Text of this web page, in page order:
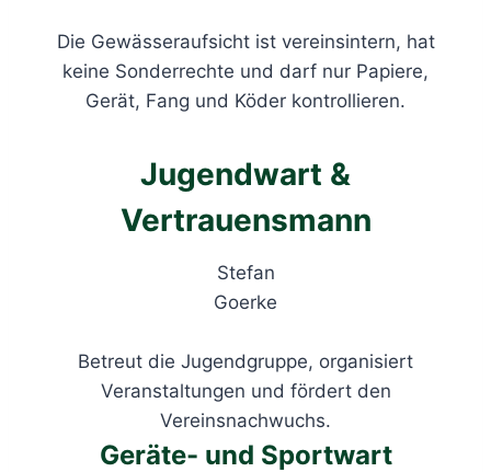
Die Gewässeraufsicht ist vereinsintern, hat
keine Sonderrechte und darf nur Papiere,
Gerät, Fang und Köder kontrollieren.
Jugendwart &
Vertrauensmann
Stefan
Goerke
Betreut die Jugendgruppe, organisiert
Veranstaltungen und fördert den
Vereinsnachwuchs.
Geräte- und Sportwart